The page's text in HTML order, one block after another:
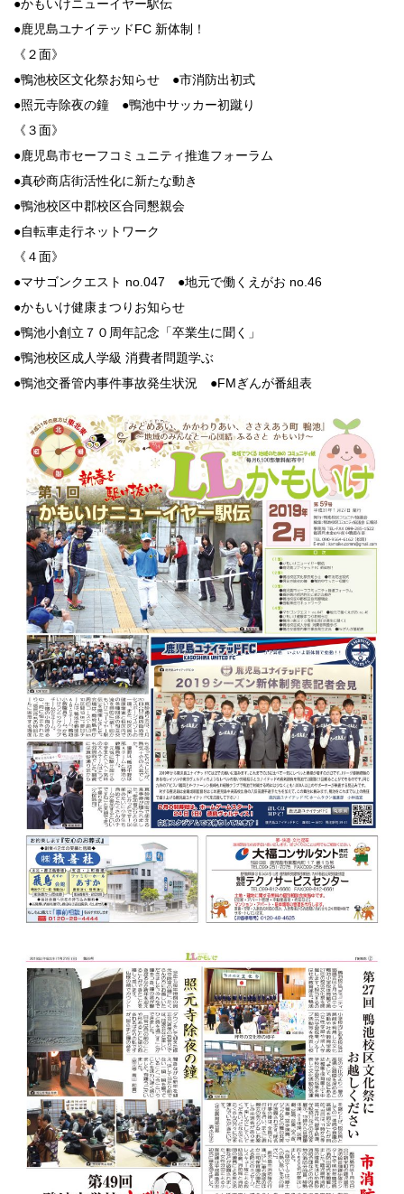
●かもいけニューイヤー駅伝
●鹿児島ユナイテッドFC 新体制！
《２面》
●鴨池校区文化祭お知らせ ●市消防出初式
●照元寺除夜の鐘 ●鴨池中サッカー初蹴り
《３面》
●鹿児島市セーフコミュニティ推進フォーラム
●真砂商店街活性化に新たな動き
●鴨池校区中郡校区合同懇親会
●自転車走行ネットワーク
《４面》
●マサゴンクエスト no.047 ●地元で働くえがお no.46
●かもいけ健康まつりお知らせ
●鴨池小創立７０周年記念「卒業生に聞く」
●鴨池校区成人学級 消費者問題学ぶ
●鴨池交番管内事件事故発生状況 ●FMぎんが番組表